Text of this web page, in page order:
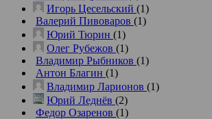
Игорь Цесельский (1)
Валерий Пивоваров (1)
Юрий Тюрин (1)
Олег Рубежов (1)
Владимир Рыбников (1)
Антон Благин (1)
Владимир Ларионов (1)
Юрий Леднёв (2)
Федор Озаренов (1)